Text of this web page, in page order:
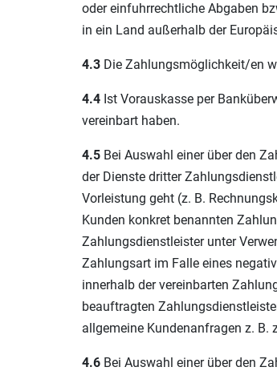
oder einfuhrrechtliche Abgaben
in ein Land außerhalb der
4.3 Die Zahlungsmöglichkeit/en
4.4 Ist Vorauskasse per
vereinbart haben.
4.5 Bei Auswahl einer über den
der Dienste dritter
Vorleistung geht (z. B.
Kunden konkret benannten
Zahlungsdienstleister unter
Zahlungsart im Falle eines
innerhalb der vereinbarten
beauftragten
allgemeine Kundenanfragen z. B.
4.6 Bei Auswahl einer über den